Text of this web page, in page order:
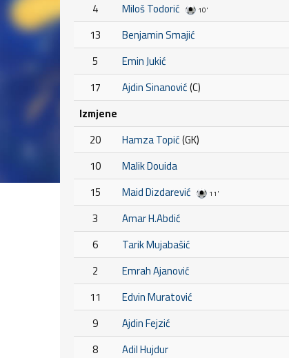
4
Miloš Todorić 10'
13
Benjamin Smajić
5
Emin Jukić
17
Ajdin Sinanović(C)
Izmjene
20
Hamza Topić(GK)
10
Malik Douida
15
Maid Dizdarević 11'
3
Amar H.Abdić
6
Tarik Mujabašić
2
Emrah Ajanović
11
Edvin Muratović
9
Ajdin Fejzić
8
Adil Hujdur